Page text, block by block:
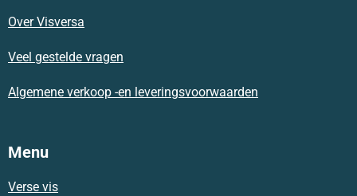
o
p
m
Over Visversa
Veel gestelde vragen
Algemene verkoop -en leveringsvoorwaarden
Menu
Verse vis